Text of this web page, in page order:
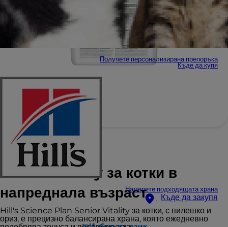
Получете персонализирана препоръка
Къде да купя
Намерете подходящата храна
Къде да закупя
Hill's Science Plan
Senior Vitality за котки в
напреднала възраст
Hill's Science Plan Senior Vitality за котки, с пилешко и
ориз, е прецизно балансирана храна, която ежедневно